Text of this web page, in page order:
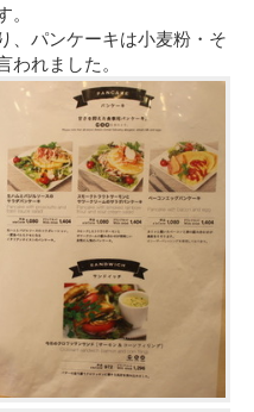
。
、パンケーキは小麦粉・そ
われました。